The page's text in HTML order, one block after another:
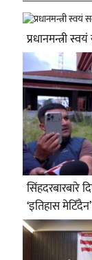
प्रधानमन्त्री
सिंहदरबारबारे
‘इतिहास मेटिँदैन’